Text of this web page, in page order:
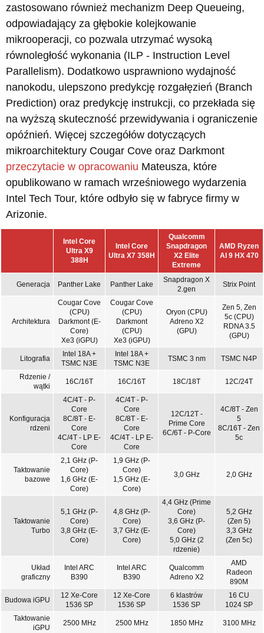
zastosowano również mechanizm Deep Queueing,
odpowiadający za głębokie kolejkowanie
mikrooperacji, co pozwala utrzymać wysoką
równoległość wykonania (ILP - Instruction Level
Parallelism). Dodatkowo usprawniono wydajność
nanokodu, ulepszono predykcję rozgałęzień (Branch
Prediction) oraz predykcję instrukcji, co przekłada się
na wyższą skuteczność przewidywania i ograniczenie
opóźnień. Więcej szczegółów dotyczących
mikroarchitektury Cougar Cove oraz Darkmont
przeczytacie w opracowaniu Mateusza, które
opublikowano w ramach wrześniowego wydarzenia
Intel Tech Tour, które odbyło się w fabryce firmy w
Arizonie.
Intel Core
Ultra X9
388H
Intel Core
Ultra X7 358H
Qualcomm
Snapdragon
X2 Elite
Extreme
AMD Ryzen
AI 9 HX 470
Generacja Panther Lake Panther Lake
Snapdragon X
2.gen
Strix Point
Architektura
Cougar Cove
(CPU)
Darkmont (E-
Core)
Xe3 (iGPU)
Cougar Cove
(CPU)
Darkmont
(CPU)
Xe3 (iGPU)
Oryon (CPU)
Adreno X2
(GPU)
Zen 5, Zen
5c (CPU)
RDNA 3.5
(GPU)
Litografia
Intel 18A +
TSMC N3E
Intel 18A +
TSMC N3E
TSMC 3 nm TSMC N4P
Rdzenie /
wątki
16C/16T 16C/16T 18C/18T 12C/24T
Konfiguracja
rdzeni
4C/4T - P-
Core
8C/8T - E-
Core
4C/4T - LP E-
Core
4C/4T - P-
Core
8C/8T - E-
Core
4C/4T - LP E-
Core
12C/12T -
Prime Core
6C/6T - P-Core
4C/8T - Zen
5
8C/16T - Zen
5c
Taktowanie
bazowe
2,1 GHz (P-
Core)
1,6 GHz (E-
Core)
1,9 GHz (P-
Core)
1,5 GHz (E-
Core)
3,0 GHz 2,0 GHz
Taktowanie
Turbo
5,1 GHz (P-
Core)
3,8 GHz (E-
Core)
4,8 GHz (P-
Core)
3,7 GHz (E-
Core)
4,4 GHz (Prime
Core)
3,6 GHz (P-
Core)
5,0 GHz (2
rdzenie)
5,2 GHz
(Zen 5)
3,3 GHz
(Zen 5c)
Układ
graficzny
Intel ARC
B390
Intel ARC
B390
Qualcomm
Adreno X2
AMD
Radeon
890M
Budowa iGPU
12 Xe-Core
1536 SP
12 Xe-Core
1536 SP
6 klastrów
1536 SP
16 CU
1024 SP
Taktowanie
iGPU
2500 MHz 2500 MHz 1850 MHz 3100 MHz